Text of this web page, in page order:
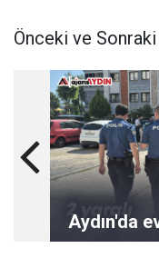
Önceki ve
Aydın'da